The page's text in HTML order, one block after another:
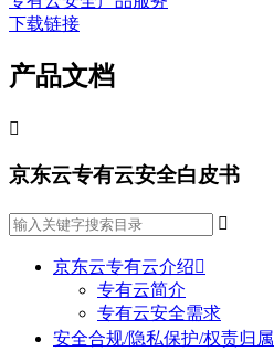
下载链接
产品文档

京东云专有云安全白皮书

京东云专有云介绍
专有云简介
专有云安全需求
安全合规/隐私保护/权责归属